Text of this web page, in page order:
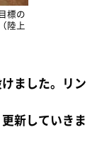
標の
陸上
ました。リン
新していきま